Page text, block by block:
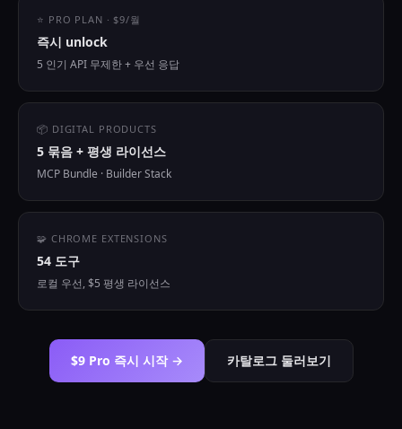
⭐ PRO PLAN · $9/월
즉시 unlock
5 인기 API 무제한 + 우선 응답
📦 DIGITAL PRODUCTS
5 묶음 + 평생 라이선스
MCP Bundle · Builder Stack
🧩 CHROME EXTENSIONS
54 도구
로컬 우선, $5 평생 라이선스
$9 Pro 즉시 시작 → 카탈로그 둘러보기